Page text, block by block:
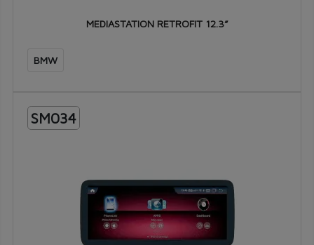
MEDIASTATION RETROFIT 12.3”
BMW
SM034